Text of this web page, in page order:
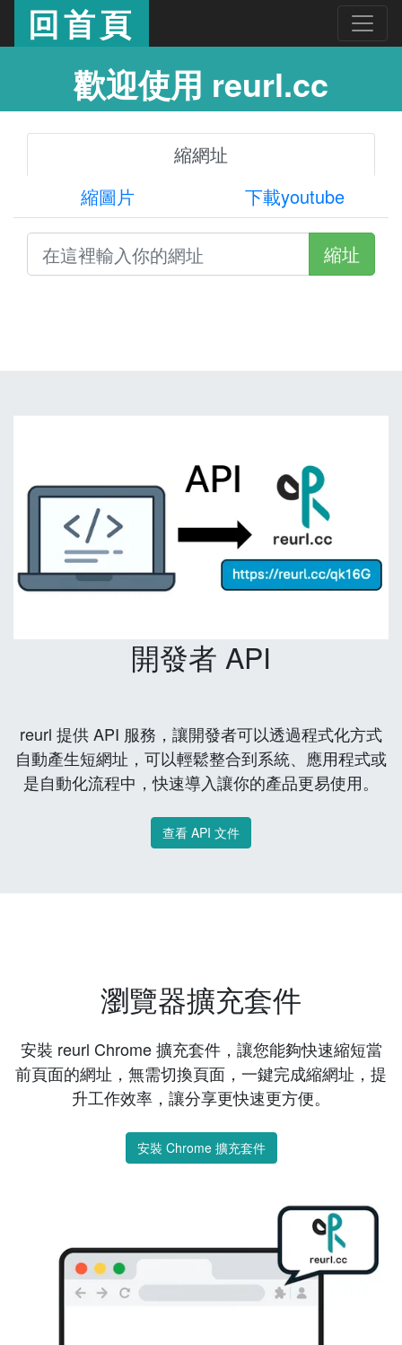
回首頁
歡迎使用 reurl.cc
縮網址
縮圖片
下載youtube
縮址
開發者 API
reurl 提供 API 服務，讓開發者可以透過程式化方式
自動產生短網址，可以輕鬆整合到系統、應用程式或
是自動化流程中，快速導入讓你的產品更易使用。
查看 API 文件
瀏覽器擴充套件
安裝 reurl Chrome 擴充套件，讓您能夠快速縮短當
前頁面的網址，無需切換頁面，一鍵完成縮網址，提
升工作效率，讓分享更快速更方便。
安裝 Chrome 擴充套件